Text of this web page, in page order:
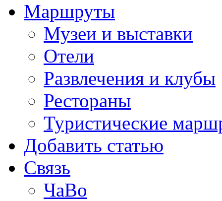
Маршруты
Музеи и выставки
Отели
Развлечения и клубы
Рестораны
Туристические
Добавить статью
Связь
ЧаВо